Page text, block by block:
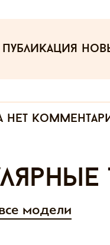
публикация
нет
модели